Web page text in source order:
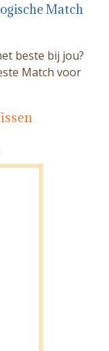
Match
beste bij jou?
Match voor